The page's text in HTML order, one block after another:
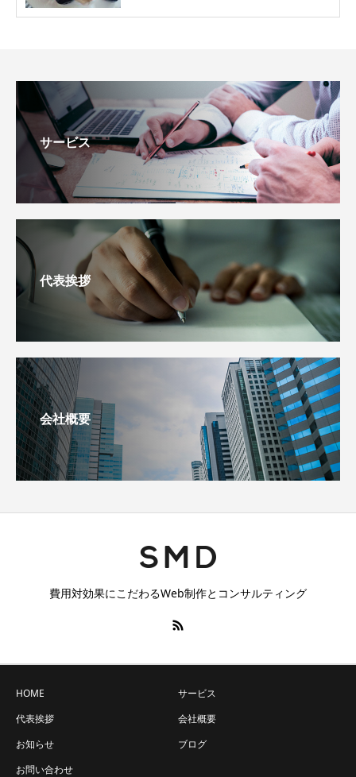
サービス
代表挨拶
会社概要
費用対効果にこだわるWeb制作とコンサルティング
HOME
サービス
代表挨拶
会社概要
お知らせ
ブログ
お問い合わせ